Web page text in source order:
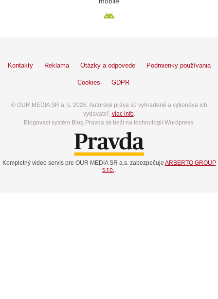
Kontakty Reklama Otázky a odpovede Podmienky používania
Cookies GDPR
© OUR MEDIA SR a. s. 2026. Autorské práva sú vyhradené a vykonáva ich
vydavateľ, viac info.
Blogovací systém Blog.Pravda.sk beží na technológií Wordpress.
Kompletný video servis pre OUR MEDIA SR a.s. zabezpečuje ARBERTO GROUP
s.r.o..